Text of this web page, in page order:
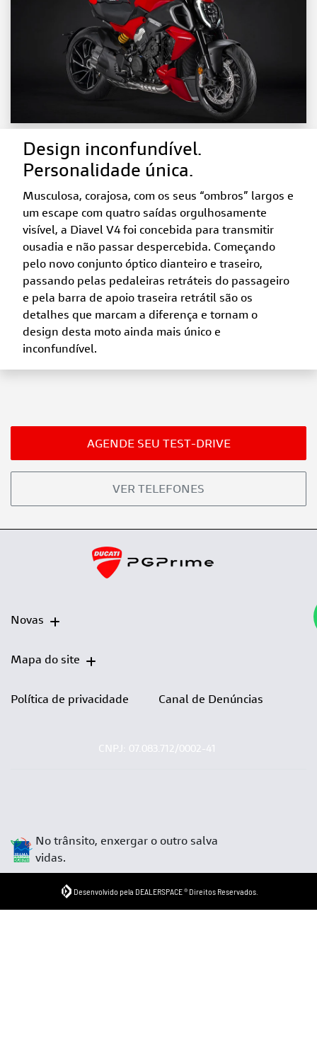
Design inconfundível.
Personalidade única.
Musculosa, corajosa, com os seus “ombros” largos e
um escape com quatro saídas orgulhosamente
visível, a Diavel V4 foi concebida para transmitir
ousadia e não passar despercebida. Começando
pelo novo conjunto óptico dianteiro e traseiro,
passando pelas pedaleiras retráteis do passageiro
e pela barra de apoio traseira retrátil são os
detalhes que marcam a diferença e tornam o
design desta moto ainda mais único e
inconfundível.
VER TELEFONES
AGENDE SEU TEST-DRIVE
Novas
Mapa do site
Política de privacidade Canal de Denúncias
CNPJ: 07.083.712/0002-41
No trânsito, enxergar o outro salva
vidas.
Desenvolvido pela DEALERSPACE ® Direitos Reservados.